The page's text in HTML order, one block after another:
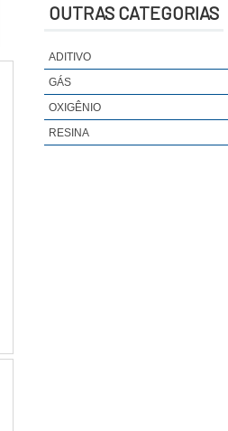
OUTRAS CATEGORIAS
ADITIVO
GÁS
OXIGÊNIO
RESINA